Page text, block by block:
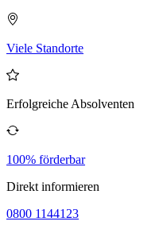
Viele Standorte
Erfolgreiche Absolventen
100% förderbar
Direkt informieren
0800 1144123